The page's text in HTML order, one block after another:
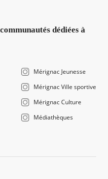
dédiées à
Mérignac Jeunesse
Mérignac Ville sportive
Mérignac Culture
Médiathèques